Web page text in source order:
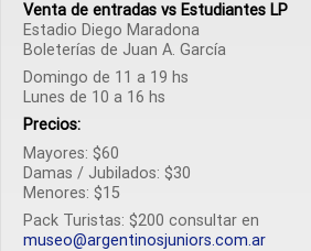
Venta de entradas vs Estudiantes LP
Estadio Diego Maradona
Boleterías de Juan A. García
Domingo de 11 a 19 hs
Lunes de 10 a 16 hs
Precios:
Mayores: $60
Damas / Jubilados: $30
Menores: $15
Pack Turistas: $200 consultar en
museo@argentinosjuniors.com.ar